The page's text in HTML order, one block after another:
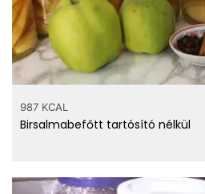
987 KCAL
Birsalmabefőtt tartósító nélkül